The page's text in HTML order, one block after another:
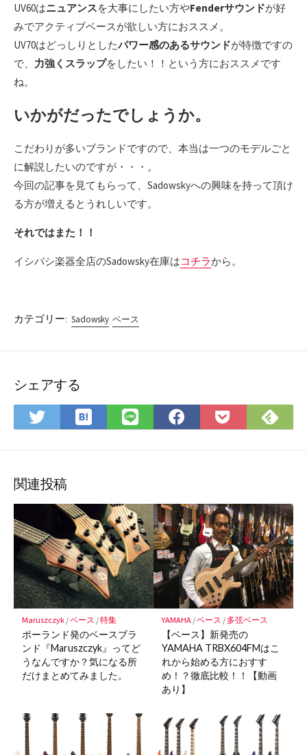
UV60はニュアンスを大事にしたい方やFenderサウンドが好
みでアクティブベースが欲しい方におススメ。
UV70はどっしりとしたパワー感のあるサウンドが特徴ですの
で、 力強くスラップをしたい！！という方におススメです
ね。
いかがだったでしょうか。
こだわりが多いブランドですので、本当は一つのモデルごと
に解説したいのですが・・・。
今回の記事を見てもらって、Sadowskyへの興味を持って頂け
る方が増えるとうれしいです。
それではまた！！
イシバシ楽器全店のSadowsky在庫はコチラから。
カテゴリー: Sadowsky ベース
シェアする
Twitter
で
ア
は
て
ク
マ
ー
ク
に
保
存
LINE
で
Facebook
で
Pocket
に
で
関連投稿
Maruszczyk/ベース /特集
ポーランド発のベースブラ
ンド『Maruszczyk』ってど
うなんですか？気になる所
だけまとめてみました。
YAMAHA/ベース / 多弦ベース
【ベース】新発売の
YAMAHA TRBX604FMはこ
れから始める方におすす
め！？徹底比較！！【動画
あり】